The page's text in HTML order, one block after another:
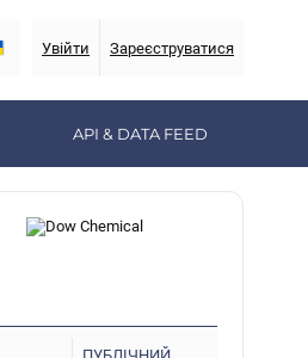
Увійти Зареєструватися
API & DATA FEED